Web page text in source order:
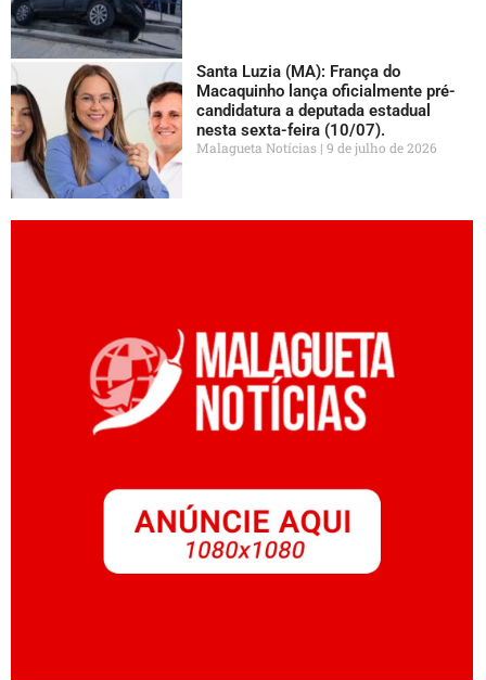
Santa Luzia (MA): França do
Macaquinho lança oficialmente pré-
candidatura a deputada estadual
nesta sexta-feira (10/07).
Malagueta Notícias 9 de julho de 2026